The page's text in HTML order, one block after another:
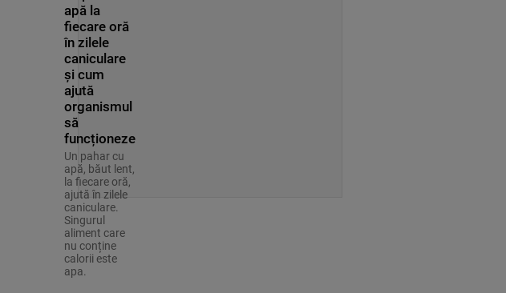
apă la
fiecare oră
în zilele
caniculare
și cum
ajută
organismul
să
funcționeze
Un pahar cu
apă, băut lent,
la fiecare oră,
ajută în zilele
caniculare.
Singurul
aliment care
nu conține
calorii este
apa.